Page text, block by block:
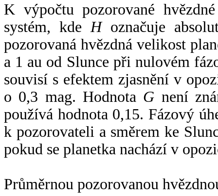
K výpočtu pozorované
systém, kde Hoznačuje
pozorovaná hvězdná velikost
a 1 au od Slunce při nulovém
souvisí s efektem zjasnění v
o 0,3 mag. Hodnota G není
používá hodnota 0,15. Fázový
k pozorovateli a směrem ke
pokud se planetka nachází v
Průměrnou pozorovanou